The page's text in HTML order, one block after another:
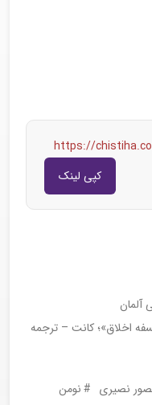
https://
کپی لینک
اخلاق»؛ کانت – ترجمه
نصیری نومن